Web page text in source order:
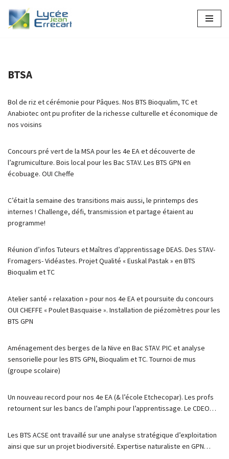
Aller
BTSA
Bol de riz et cérémonie pour Pâques. Nos BTS Bioqualim, TC et
Anabiotec ont pu profiter de la richesse culturelle et économique de
nos voisins
Concours pré vert de la MSA pour les 4e EA et découverte de
l’agrumiculture. Bois local pour les Bac STAV. Les BTS GPN en
écobuage. OUI Cheffe
C’était la semaine des transitions mais aussi, le printemps des
internes ! Challenge, défi, transmission et partage étaient au
programme!
Réunion d’infos Tuteurs et Maîtres d’apprentissage DEAS. Des STAV-
Fromagers- Vidéastes. Projet Qualité « Euskal Pastak » en BTS
Bioqualim et TC
Atelier santé « relaxation » pour nos 4e EA et poursuite du concours
OUI CHEFFE « Poulet Basquaise ». Installation de piézomètres pour les
BTS GPN
Aménagement des berges de la Nive en Bac STAV. PIC et analyse
sensorielle pour les BTS GPN, Bioqualim et TC. Tournoi de mus
(groupe scolaire)
Un nouveau record pour nos 4e EA (& l’école Etchecopar). Les profs
retournent sur les bancs de l’amphi pour l’apprentissage. Le CDEO…
Les BTS ACSE ont travaillé sur une analyse stratégique d’exploitation
ainsi que sur un projet biodiversité. Expertise naturaliste en GPN…